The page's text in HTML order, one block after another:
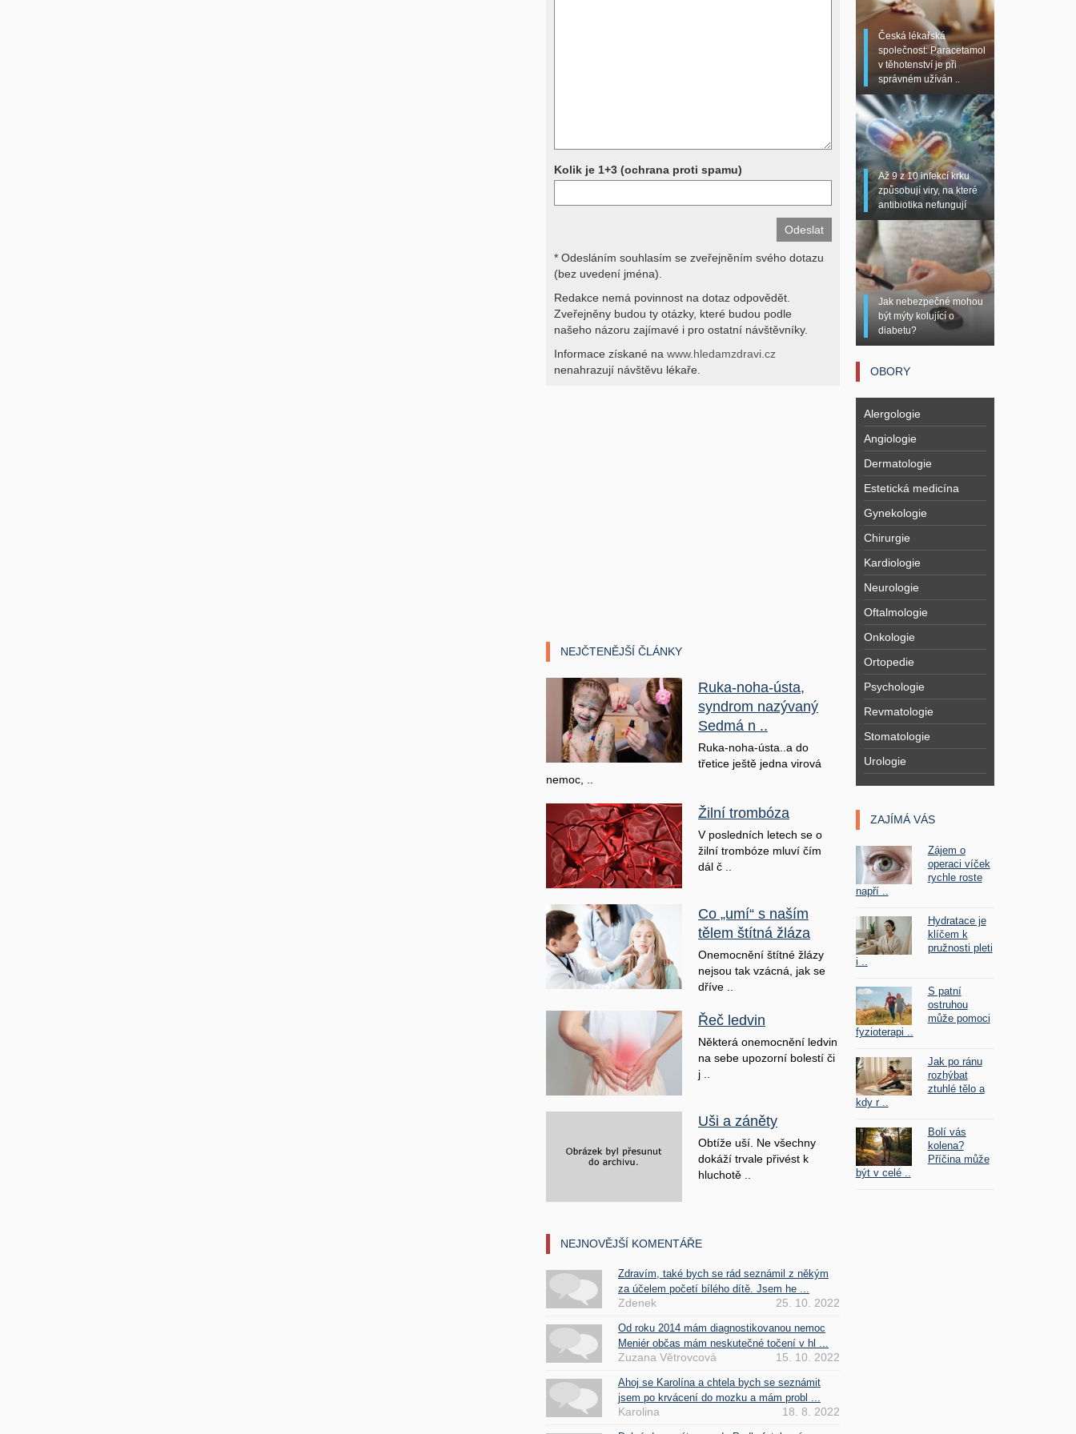
Děkujeme za pochopení
Kolik je 1+3 (ochrana proti spamu)
* Odesláním souhlasím se zveřejněním svého dotazu
(bez uvedení jména).
Redakce nemá povinnost na dotaz odpovědět.
Zveřejněny budou ty otázky, které budou podle
našeho názoru zajímavé i pro ostatní návštěvníky.
Informace získané na www.hledamzdravi.cz
nenahrazují návštěvu lékaře.
NEJČTENĚJŠÍ ČLÁNKY
Ruka-noha-ústa,
syndrom nazývaný
Sedmá n ..
Ruka-noha-ústa..a do
třetice ještě jedna virová
nemoc, ..
Žilní trombóza
V posledních letech se o
žilní trombóze mluví čím
dál č ..
Co „umí“ s naším
tělem štítná žláza
Onemocnění štítné žlázy
nejsou tak vzácná, jak se
dříve ..
Řeč ledvin
Některá onemocnění ledvin
na sebe upozorní bolestí či
j ..
Uši a záněty
Obtíže uší. Ne všechny
dokáží trvale přivést k
hluchotě ..
NEJNOVĚJŠÍ KOMENTÁŘE
Zdravím, také bych se rád seznámil z někým
za účelem početí bílého dítě. Jsem he ...
Zdenek 25. 10. 2022
Od roku 2014 mám diagnostikovanou nemoc
Meniér občas mám neskutečné točení v hl ...
Zuzana Větrovcová 15. 10. 2022
Ahoj se Karolína a chtela bych se seznámit
jsem po krvácení do mozku a mám probl ...
Karolina 18. 8. 2022
Česká lékařská
společnost: Paracetamol
v těhotenství je při
správném užíván ..
Až 9 z 10 infekcí krku
způsobují viry, na které
antibiotika nefungují
Jak nebezpečné mohou
být mýty kolující o
diabetu?
OBORY
Alergologie
Angiologie
Dermatologie
Estetická medicína
Gynekologie
Chirurgie
Kardiologie
Neurologie
Oftalmologie
Onkologie
Ortopedie
Psychologie
Revmatologie
Stomatologie
Urologie
ZAJÍMÁ VÁS
Zájem o
operaci víček
rychle roste
napří ..
Hydratace je
klíčem k
pružnosti pleti
i ..
S patní
ostruhou
může pomoci
fyzioterapi ..
Jak po ránu
rozhýbat
ztuhlé tělo a
kdy r ..
Bolí vás
kolena?
Příčina může
být v celé ..